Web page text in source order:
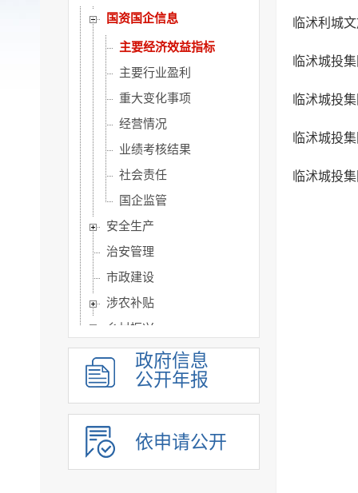
国资国企信息
主要经济效益指标
主要行业盈利
重大变化事项
经营情况
业绩考核结果
社会责任
国企监管
安全生产
治安管理
市政建设
涉农补贴
乡村振兴
人事信息
建议提案办理
政务公开保障机制
公共企事业单位信息公开
政府信息
公开年报
依申请公开
临沭利城
临沭城投
临沭城投
临沭城投
临沭城投